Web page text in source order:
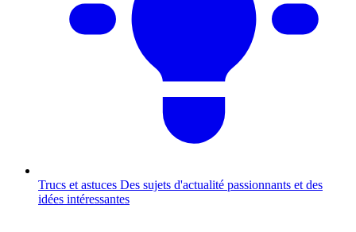
Trucs et astuces Des sujets d'actualité passionnants et des
idées intéressantes